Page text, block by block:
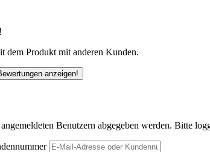
dem Produkt mit anderen Kunden.
anzeigen!
Benutzern abgegeben werden. Bitte